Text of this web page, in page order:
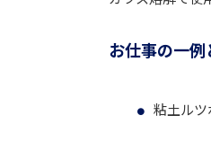
お仕事の一例
粘土ル